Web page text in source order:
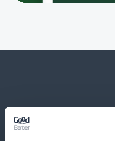
Og meget mere